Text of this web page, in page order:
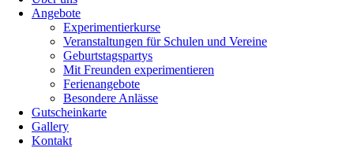
Angebote
Experimentierkurse
Veranstaltungen für Schulen und Vereine
Geburtstagspartys
Mit Freunden experimentieren
Ferienangebote
Besondere Anlässe
Gutscheinkarte
Gallery
Kontakt